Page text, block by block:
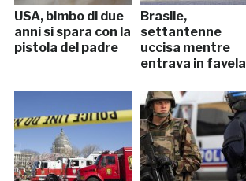
USA, bimbo di due
anni si spara con la
pistola del padre
Brasile,
settantenne
uccisa mentre
entrava in favela